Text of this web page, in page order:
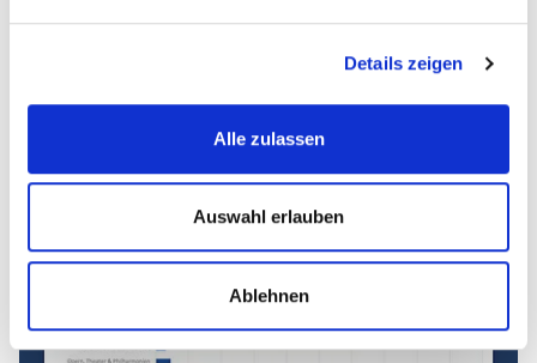
Details zeigen
Alle zulassen
Auswahl erlauben
Ablehnen
Schäden an Dächern, Fassaden und Fenstern auf. Daraus